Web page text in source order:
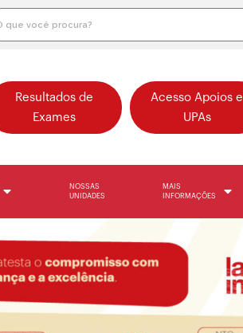
Resultados de
Exames
Acesso Apoios e
UPAs
NOSSAS
UNIDADES
MAIS
INFORMAÇÕES